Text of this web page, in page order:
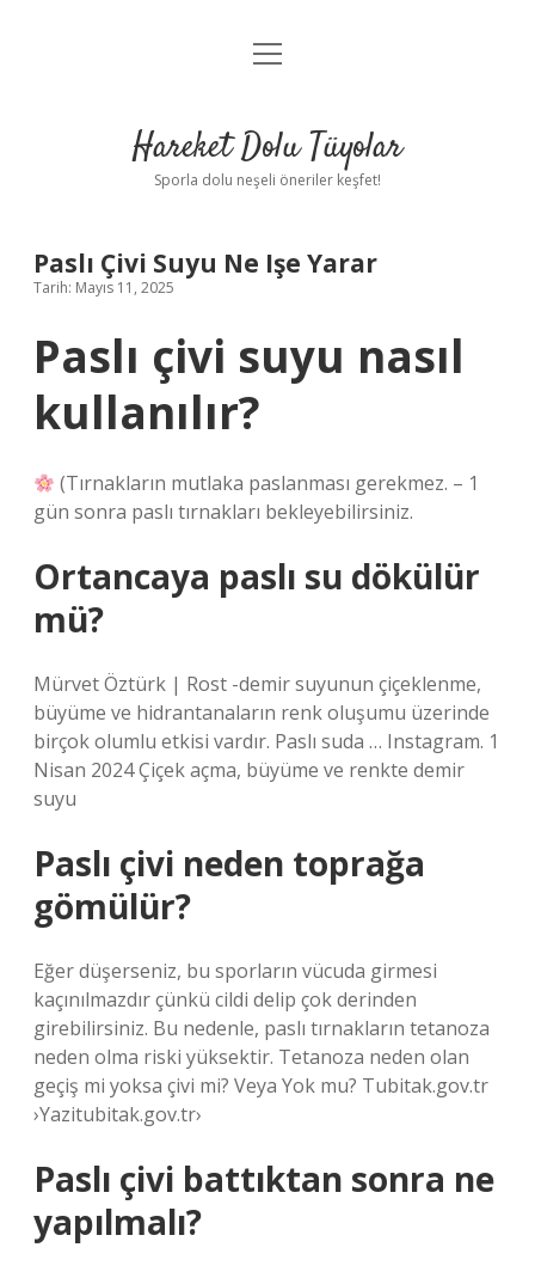
Anasayfa
Yasal Uyarı
menüyü
Hareket Dolu Tüyolar
Sporla dolu neşeli öneriler keşfet!
Paslı Çivi Suyu Ne Işe Yarar
Tarih: Mayıs 11, 2025
Paslı çivi suyu nasıl
kullanılır?
(Tırnakların mutlaka paslanması gerekmez. – 1
gün sonra paslı tırnakları bekleyebilirsiniz.
Ortancaya paslı su dökülür
mü?
Mürvet Öztürk | Rost -demir suyunun çiçeklenme,
büyüme ve hidrantanaların renk oluşumu üzerinde
birçok olumlu etkisi vardır. Paslı suda … Instagram. 1
Nisan 2024 Çiçek açma, büyüme ve renkte demir
suyu
Paslı çivi neden toprağa
gömülür?
Eğer düşerseniz, bu sporların vücuda girmesi
kaçınılmazdır çünkü cildi delip çok derinden
girebilirsiniz. Bu nedenle, paslı tırnakların tetanoza
neden olma riski yüksektir. Tetanoza neden olan
geçiş mi yoksa çivi mi? Veya Yok mu? Tubitak.gov.tr ​​
›Yazitubitak.gov.tr›
Paslı çivi battıktan sonra ne
yapılmalı?